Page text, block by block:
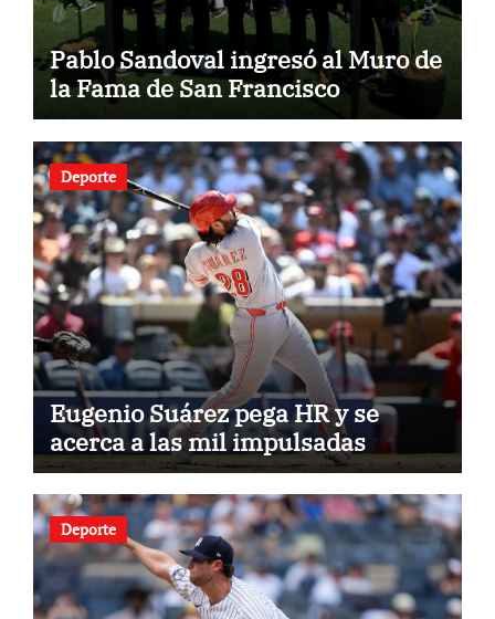
Pablo Sandoval ingresó al Muro de
la Fama de San Francisco
Deporte
Eugenio Suárez pega HR y se
acerca a las mil impulsadas
Deporte